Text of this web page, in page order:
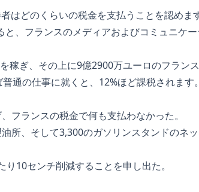
はどのくらいの税金を支払うことを認めま
、フランスのメディアおよびコミュニケ
稼ぎ、その上に9億2900万ユーロのフラン
通の仕事に就くと、12%ほど課税されます。
フランスの税金で何も支払わなかった。
所、そして3,300のガソリンスタンドのネ
10センチ削減することを申し出た。